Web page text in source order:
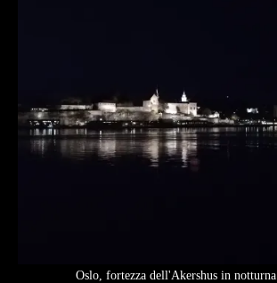
Oslo, fortezza dell'Akershus in notturna